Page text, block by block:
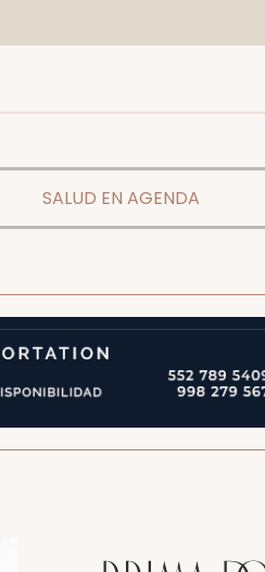
SALUD EN AGENDA